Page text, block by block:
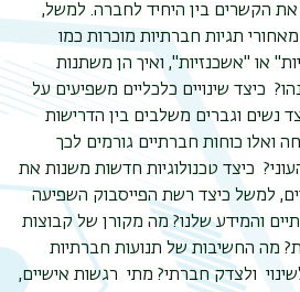
את הקשרים בין היחיד לחברה. למשל,
תגיות חברתיות מוכרות כמו
או "אשכנזיות", ואיך הן משתנות
כיצד שינויים כלכליים משפיעים על
נשים וגברים משלבים בין הדרישות
ואלו כוחות חברתיים גורמים לכך
כיצד טכנולוגיות חדשות משנות את
למשל כיצד רשת הפייסבוק השפיעה
והמידע שלנו? מה מקורן של קבוצות
מה החשיבות של תנועות חברתיות
ולצדק חברתי? מתי רגשות אישיים,